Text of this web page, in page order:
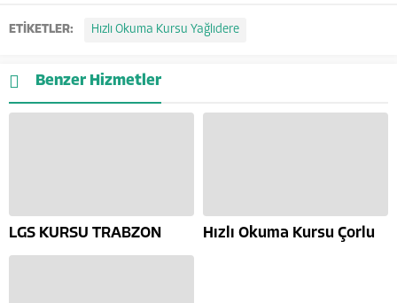
ETİKETLER: Hızlı Okuma Kursu Yağlıdere
Benzer Hizmetler
LGS KURSU TRABZON Hızlı Okuma Kursu Çorlu